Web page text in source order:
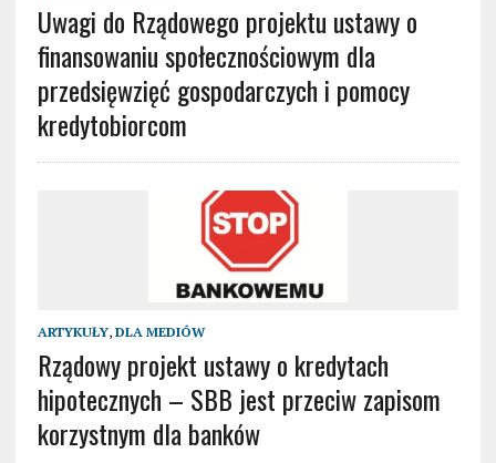
Uwagi do Rządowego projektu ustawy o
finansowaniu społecznościowym dla
przedsięwzięć gospodarczych i pomocy
kredytobiorcom
ARTYKUŁY, DLA MEDIÓW
Rządowy projekt ustawy o kredytach
hipotecznych – SBB jest przeciw zapisom
korzystnym dla banków